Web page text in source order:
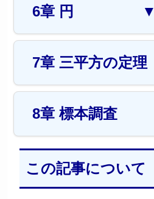
6章 円 ▼
7章 三平方の定理
8章 標本調査
この記事について